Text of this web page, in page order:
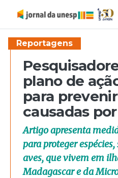
Reportagens
plano de
para
causadas
Artigo apresenta
para proteger
aves, que vivem em
Madagascar e da